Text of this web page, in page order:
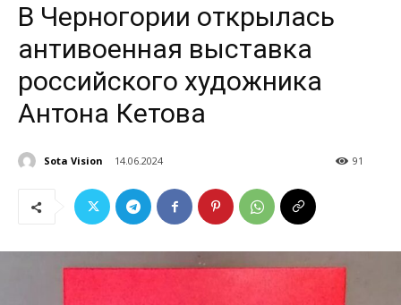
В Черногории открылась
антивоенная выставка
российского художника
Антона Кетова
Sota Vision 14.06.2024 91